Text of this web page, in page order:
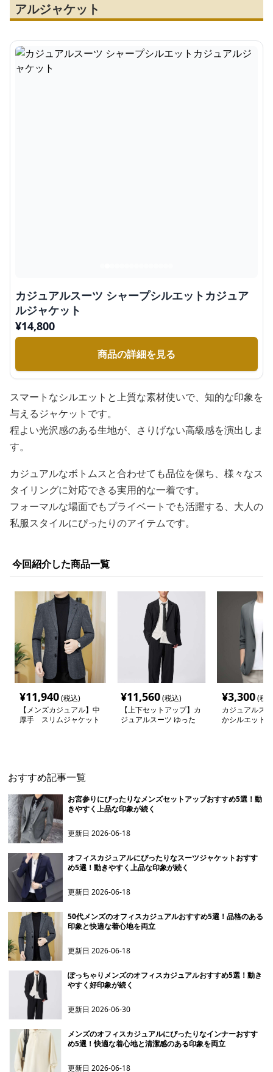
アルジャケット
カジュアルスーツ シャープシルエットカジュア
ルジャケット
¥14,800
商品の詳細を見る
スマートなシルエットと上質な素材使いで、知的な印象を
与えるジャケットです。
程よい光沢感のある生地が、さりげない高級感を演出しま
す。
カジュアルなボトムスと合わせても品位を保ち、様々なス
タイリングに対応できる実用的な一着です。
フォーマルな場面でもプライベートでも活躍する、大人の
私服スタイルにぴったりのアイテムです。
今回紹介した商品一覧
¥11,940(税込)
【メンズカジュアル】中
厚手 スリムジャケット
¥11,560(税込)
【上下セットアップ】カ
ジュアルスーツ ゆった
¥3,300(税
カジュアルス
かシルエット
おすすめ記事一覧
お宮参りにぴったりなメンズセットアップおすすめ5選！動
きやすく上品な印象が続く
更新日2026-06-18
オフィスカジュアルにぴったりなスーツジャケットおすす
め5選！動きやすく上品な印象が続く
更新日2026-06-18
50代メンズのオフィスカジュアルおすすめ5選！品格のある
印象と快適な着心地を両立
更新日2026-06-18
ぽっちゃりメンズのオフィスカジュアルおすすめ5選！動き
やすく好印象が続く
更新日2026-06-30
メンズのオフィスカジュアルにぴったりなインナーおすす
め5選！快適な着心地と清潔感のある印象を両立
更新日2026-06-18